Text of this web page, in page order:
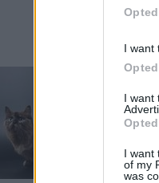
I want
I want
I want
of my
was